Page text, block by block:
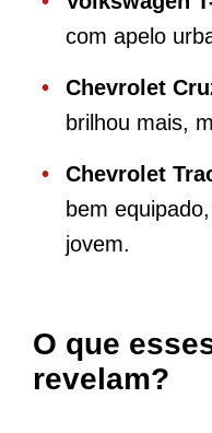
com apelo
Chevrolet
brilhou mais,
Chevrolet
bem
jovem.
O que
revelam?